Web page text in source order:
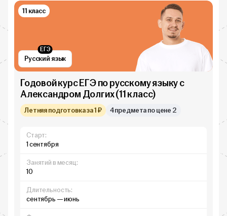
Русский язык
ЕГЭ
11 класс
Годовой курс ЕГЭ по русскому языку с
Александром Долгих (11 класс)
Летняя подготовка за 1 ₽ 4 предмета по цене 2
Старт:
1 сентября
Занятий в месяц:
10
Длительность:
сентябрь — июнь